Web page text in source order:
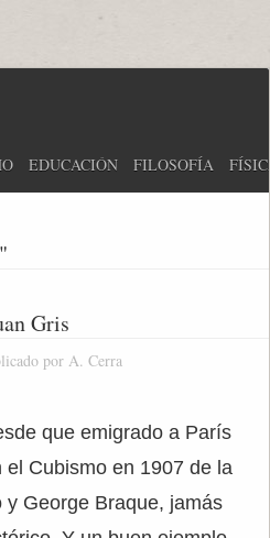
EDUCACIÓN FILOSOFÍA
Gris
por A. Cerra
que emigrado a París
Cubismo en 1907 de la
George Braque, jamás